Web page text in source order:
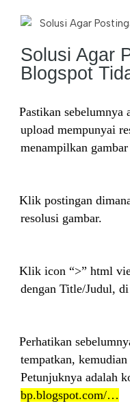
Solusi Agar
Blogspot
Pastikan sebelumnya
upload mempunyai
menampilkan
Klik postingan
resolusi gambar.
Klik icon “>” html
dengan Title/Judul,
Perhatikan
tempatkan,
Petunjuknya adalah
bp.blogspot.com/…